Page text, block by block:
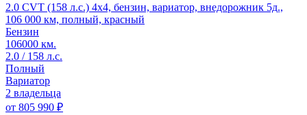
2.0 CVT (158 л.с.) 4x4, бензин, вариатор, внедорожник 5д.,
106 000 км, полный, красный
Бензин
106000 км.
2.0 / 158 л.с.
Полный
Вариатор
2 владельца
от 805 990 ₽